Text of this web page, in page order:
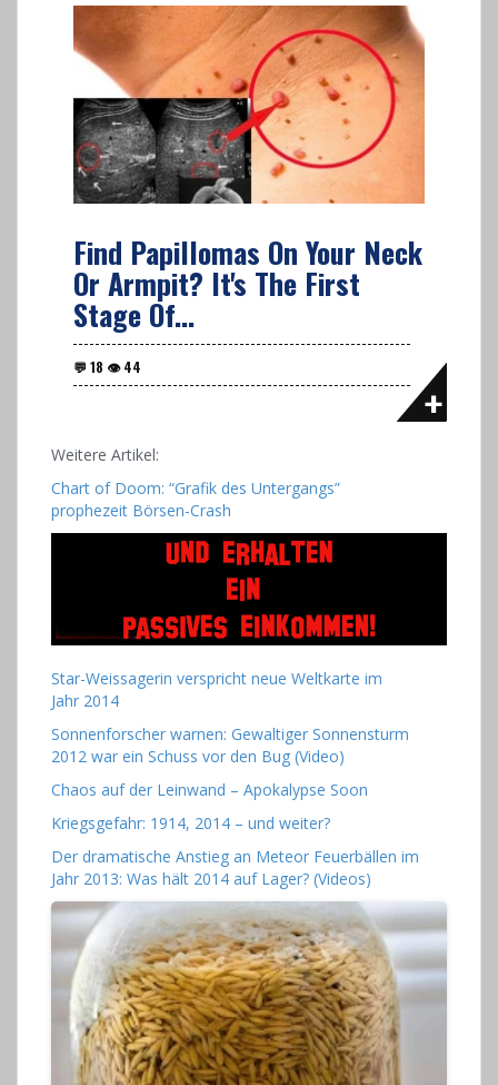
Find Papillomas On Your Neck
Or Armpit? It's The First
Stage Of...
Weitere Artikel:
Chart of Doom: “Grafik des Untergangs”
prophezeit Börsen-Crash
Star-Weissagerin verspricht neue Weltkarte im
Jahr 2014
Sonnenforscher warnen: Gewaltiger Sonnensturm
2012 war ein Schuss vor den Bug (Video)
Chaos auf der Leinwand – Apokalypse Soon
Kriegsgefahr: 1914, 2014 – und weiter?
Der dramatische Anstieg an Meteor Feuerbällen im
Jahr 2013: Was hält 2014 auf Lager? (Videos)